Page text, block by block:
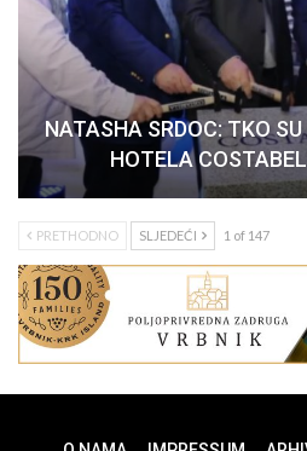
NATASHA SRDOC: TKO
HOTELA
PRETHODNO SLJEDEĆI 1 of 147